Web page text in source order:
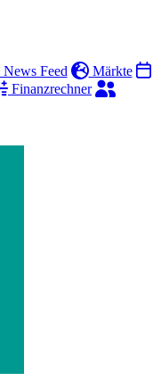
News Feed
Märkte
Finanzrechner